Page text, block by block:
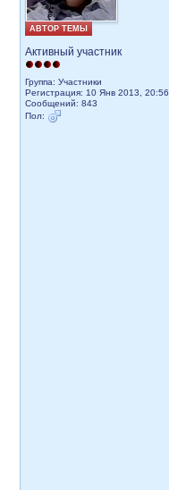
АВТОР ТЕМЫ
Активный участник
Группа: Участники
Регистрация: 10 Янв 2013, 20:56
Сообщений: 843
Пол: